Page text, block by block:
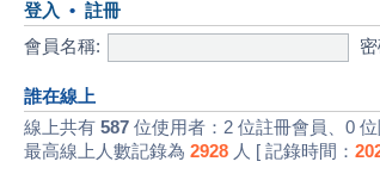
登入 • 註冊
會員名稱:
誰在線上
線上共有 587 位使用者：2 位註冊會員、0
最高線上人數記錄為 2928 人 [ 記錄時間：